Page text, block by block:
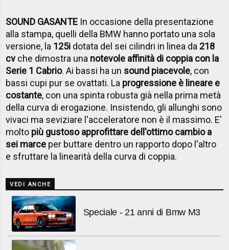
SOUND GASANTE In occasione della presentazione
alla stampa, quelli della BMW hanno portato una sola
versione, la 125i dotata del sei cilindri in linea da 218
cvche dimostra una notevole affinità di coppia con la
Serie 1 Cabrio. Ai bassi ha un sound piacevole, con
bassi cupi pur se ovattati. La progressione è lineare e
costante, con una spinta robusta già nella prima metà
della curva di erogazione. Insistendo, gli allunghi sono
vivaci ma seviziare l'acceleratore non è il massimo. E'
molto più gustoso approfittare dell'ottimo cambio a
sei marce per buttare dentro un rapporto dopo l'altro
e sfruttare la linearità della curva di coppia.
VEDI ANCHE
Speciale - 21 anni di Bmw M3